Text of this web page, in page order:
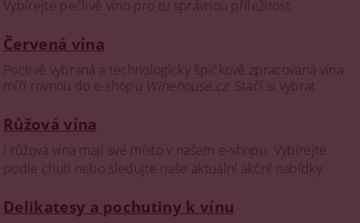
Vybírejte pečlivě víno pro tu správnou příležitost.
Červená vína
Poctivě vybraná a technologicky špičkově zpracovaná vína
míří rovnou do e-shopu Winehouse.cz. Stačí si vybrat.
Růžová vína
I růžová vína mají své místo v našem e-shopu. Vybírejte
podle chuti nebo sledujte naše aktuální akční nabídky.
Delikatesy a pochutiny k vínu